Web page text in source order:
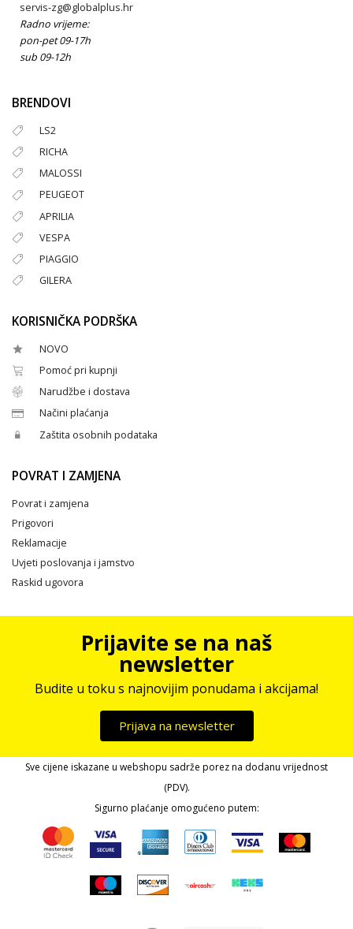
servis-zg@globalplus.hr
Radno vrijeme:
pon-pet 09-17h
sub 09-12h
BRENDOVI
LS2
RICHA
MALOSSI
PEUGEOT
APRILIA
VESPA
PIAGGIO
GILERA
KORISNIČKA PODRŠKA
NOVO
Pomoć pri kupnji
Narudžbe i dostava
Načini plaćanja
Zaštita osobnih podataka
POVRAT I ZAMJENA
Povrat i zamjena
Prigovori
Reklamacije
Uvjeti poslovanja i jamstvo
Raskid ugovora
Prijavite se na naš
newsletter
Budite u toku s najnovijim ponudama i akcijama!
Prijava na newsletter
Sve cijene iskazane u webshopu sadrže porez na dodanu vrijednost
(PDV).
Sigurno plaćanje omogućeno putem: